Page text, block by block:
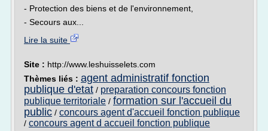
- Protection des biens et de l'environnement,
- Secours aux...
Lire la suite
Site : http://www.leshuisselets.com
Thèmes liés : agent administratif fonction
publique d'etat / preparation concours fonction
publique territoriale / formation sur l'accueil du
public / concours agent d'accueil fonction publique
/ concours agent d accueil fonction publique